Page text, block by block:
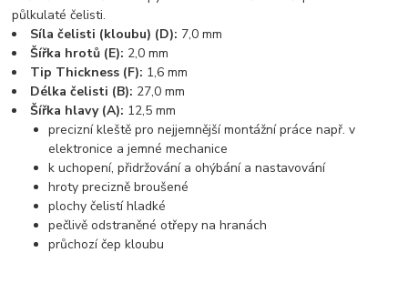
půlkulaté čelisti.
Síla čelisti (kloubu) (D): 7,0 mm
Šířka hrotů (E): 2,0 mm
Tip Thickness (F): 1,6 mm
Délka čelisti (B): 27,0 mm
Šířka hlavy (A): 12,5 mm
precizní kleště pro nejjemnější montážní práce např. v
elektronice a jemné mechanice
k uchopení, přidržování a ohýbání a nastavování
hroty precizně broušené
plochy čelistí hladké
pečlivě odstraněné otřepy na hranách
průchozí čep kloubu